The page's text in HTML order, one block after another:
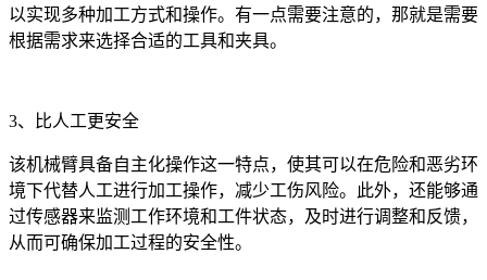
以实现多种加工方式和操作。有一点需要注意的，那就是需要
根据需求来选择合适的工具和夹具。
3、比人工更安全
该机械臂具备自主化操作这一特点，使其可以在危险和恶劣环
境下代替人工进行加工操作，减少工伤风险。此外，还能够通
过传感器来监测工作环境和工件状态，及时进行调整和反馈，
从而可确保加工过程的安全性。